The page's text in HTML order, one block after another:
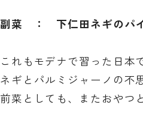
副菜 ： 下仁田ネギのパ
これもモデナで習った日本
ネギとパルミジャーノの不
前菜としても、またおやつ